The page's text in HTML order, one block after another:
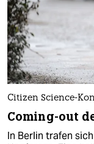
Citizen Science-
Coming-out
In Berlin trafen